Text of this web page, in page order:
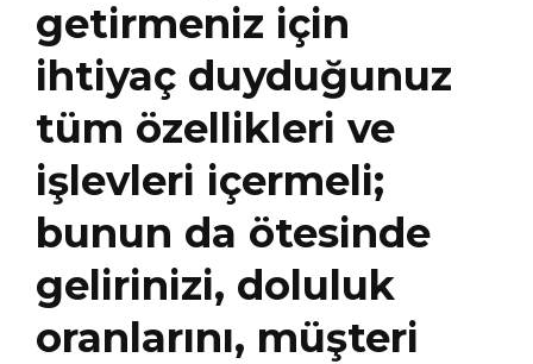
getirmeniz için
ihtiyaç duyduğunuz
tüm özellikleri ve
işlevleri içermeli;
bunun da ötesinde
gelirinizi, doluluk
oranlarını, müşteri